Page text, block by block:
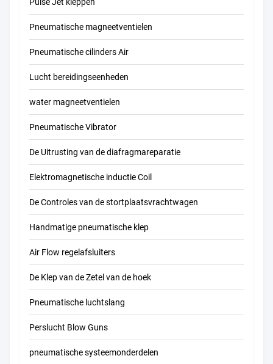
Pneumatische magneetventielen
Pneumatische cilinders Air
Lucht bereidingseenheden
water magneetventielen
Pneumatische Vibrator
De Uitrusting van de diafragmareparatie
Elektromagnetische inductie Coil
De Controles van de stortplaatsvrachtwagen
Handmatige pneumatische klep
Air Flow regelafsluiters
De Klep van de Zetel van de hoek
Pneumatische luchtslang
Perslucht Blow Guns
pneumatische systeemonderdelen